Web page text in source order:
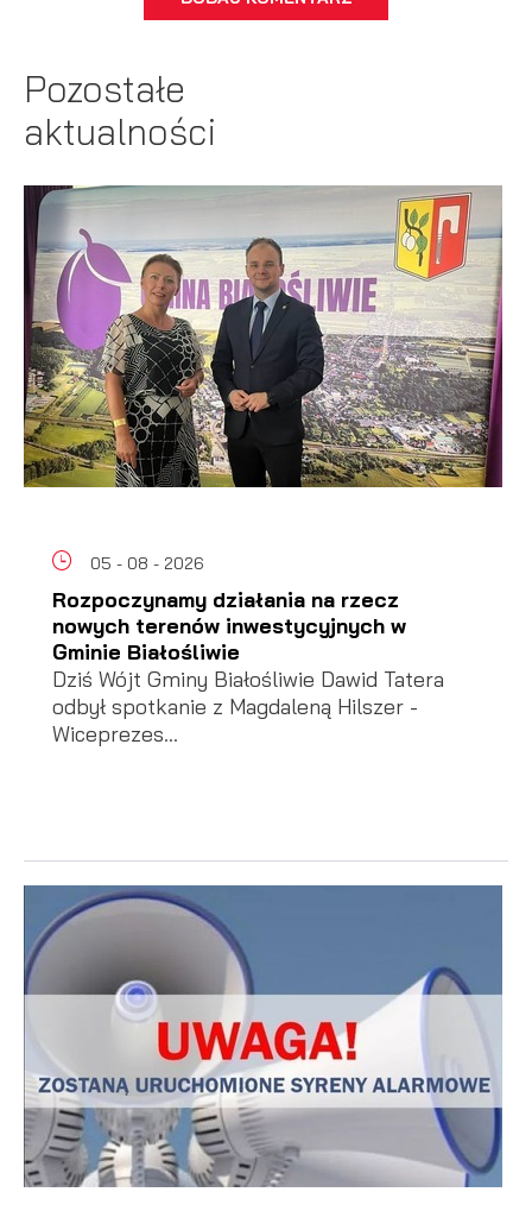
Pozostałe
aktualności
05 - 08 - 2026
Rozpoczynamy działania na rzecz
nowych terenów inwestycyjnych w
Gminie Białośliwie
Dziś Wójt Gminy Białośliwie Dawid Tatera
odbył spotkanie z Magdaleną Hilszer -
Wiceprezes...